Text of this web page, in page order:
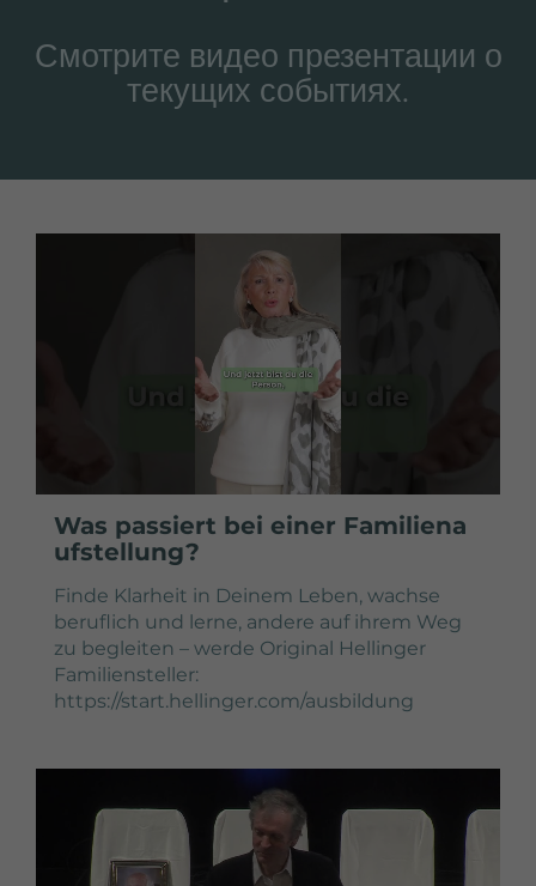
Смотрите видео презентации о
текущих событиях.
Was passiert bei einer Familiena
ufstellung?
Finde Klarheit in Deinem Leben, wachse
beruflich und lerne, andere auf ihrem Weg
zu begleiten – werde Original Hellinger
Familiensteller:
https://start.hellinger.com/ausbildung